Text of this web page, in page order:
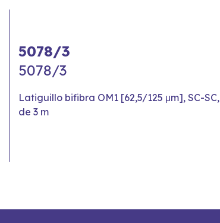
5078/3
5078/3
Latiguillo bifibra OM1 [62,5/125 μm], SC-SC,
de 3 m